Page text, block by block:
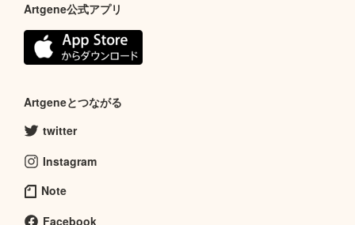
Artgene公式アプリ
Artgeneとつながる
twitter
Instagram
Note
Facebook